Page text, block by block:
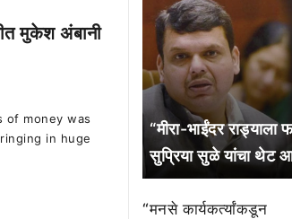
मुकेश अंबानी
of money was
in huge
“मीरा-भाईंदर
सुप्रिया सुळे यांचा थेट
“मनसे कार्यकर्त्यांकडून